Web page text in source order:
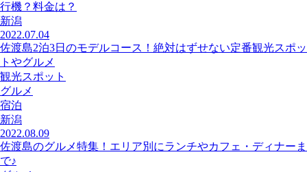
行機？料金は？
新潟
2022.07.04
佐渡島2泊3日のモデルコース！絶対はずせない定番観光スポッ
トやグルメ
観光スポット
グルメ
宿泊
新潟
2022.08.09
佐渡島のグルメ特集！エリア別にランチやカフェ・ディナーま
で♪